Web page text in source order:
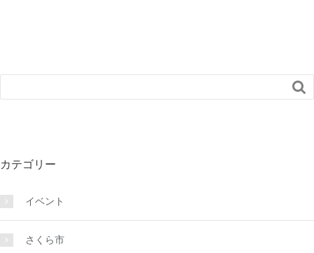

カテゴリー
イベント
さくら市